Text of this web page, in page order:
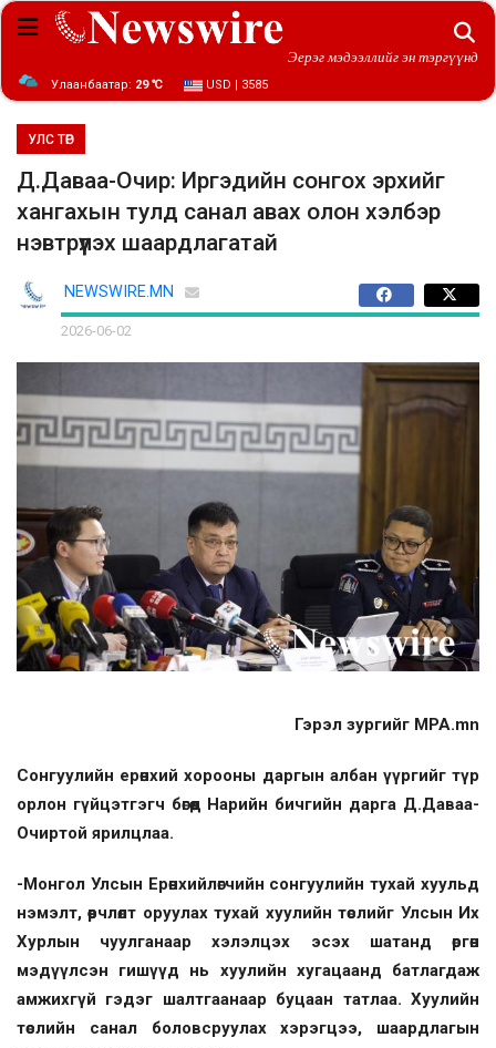
Эерэг мэдээллийг эн тэргүүнд
Улаанбаатар: 29 ℃ USD | 3585
УЛС ТӨР
Д.Даваа-Очир: Иргэдийн сонгох эрхийг
хангахын тулд санал авах олон хэлбэр
нэвтрүүлэх шаардлагатай
NEWSWIRE.MN
2026-06-02
Гэрэл зургийг MPA.mn
Сонгуулийн ерөнхий хорооны даргын албан үүргийг түр
орлон гүйцэтгэгч бөгөөд Нарийн бичгийн дарга Д.Даваа-
Очиртой ярилцлаа.
-Монгол Улсын Ерөнхийлөгчийн сонгуулийн тухай хуульд
нэмэлт, өөрчлөлт оруулах тухай хуулийн төслийг Улсын Их
Хурлын чуулганаар хэлэлцэх эсэх шатанд өргөн
мэдүүлсэн гишүүд нь хуулийн хугацаанд батлагдаж
амжихгүй гэдэг шалтгаанаар буцаан татлаа. Хуулийн
төслийн санал боловсруулах хэрэгцээ, шаардлагын